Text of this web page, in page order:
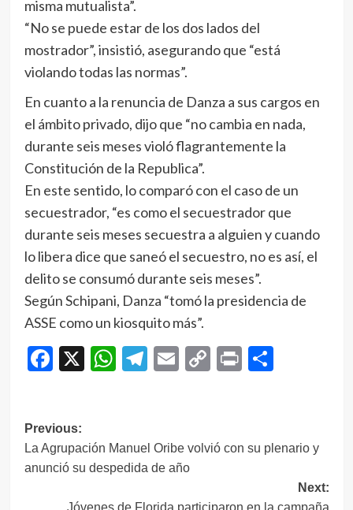
misma mutualista”.
“No se puede estar de los dos lados del
mostrador”, insistió, asegurando que “está
violando todas las normas”.
En cuanto a la renuncia de Danza a sus cargos en
el ámbito privado, dijo que “no cambia en nada,
durante seis meses violó flagrantemente la
Constitución de la Republica”.
En este sentido, lo comparó con el caso de un
secuestrador, “es como el secuestrador que
durante seis meses secuestra a alguien y cuando
lo libera dice que saneó el secuestro, no es así, el
delito se consumó durante seis meses”.
Según Schipani, Danza “tomó la presidencia de
ASSE como un kiosquito más”.
Facebook
X WhatsApp
Telegram
EmailCopy
Print
Navegación
de
entradas
Previous:
La Agrupación Manuel Oribe volvió con su plenario y
anunció su despedida de año
Next: